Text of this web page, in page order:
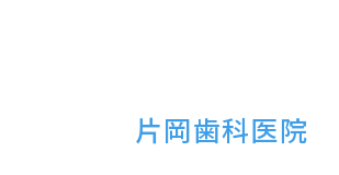
片岡歯科医院